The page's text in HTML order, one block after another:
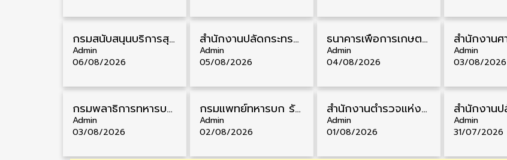
กรมสนับสนุนบริการสุขภาพ รับสมัครคัดเลือกพนักงานราชการ วุฒิ ปวส./ป.ตรี 13 อัตรา รับสมัคร 11 – 20 สิงหาคม
Admin
06/08/2026
สำนักงานปลัดกระทรวงสาธารณสุข รับสมัครพนักงานราชการรูปแบบพิเศษ วุฒิ ปวส./ป.ตรี 102 อัตรา รับสมัคร 17 – 28 สิงหาคม
Admin
05/08/2026
ธนาคารเพื่อการเกษตรและสหกรณ์การเกษตร รับสมัครบุคคลเพื่อเป็นผู้ช่วยพนักงาน วุฒิ ป.ตรี 5 อัตรา รับสมัคร 4 – 14 สิงหาคม
Admin
04/08/2026
Admin
03/08/2026
กรมพลาธิการทหารบก รับสมัครพนักงานราชการ วุฒิ ม.3/ม.6/ปวช. 66 อัตรา รับสมัคร 10 – 17 สิงหาคม
Admin
03/08/2026
กรมแพทย์ทหารบก รับสมัครพนักงานราชการ วุฒิ ม.3/ม.6/ปวช./ปวท./ปวส. 6 อัตรา รับสมัคร 3 – 7 สิงหาคม
Admin
02/08/2026
สำนักงานตำรวจแห่งชาติ รับสมัครสอบนายสิบตำรวจ วุฒิ ม.6/ปวช. 6,000 อัตรา รับสมัคร 8 – 19 สิงหาคม
Admin
01/08/2026
Admin
31/07/2026